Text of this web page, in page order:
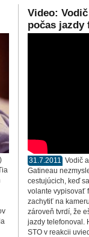
Video:
počas jazdy
31.7.2011 Vodič
Gatineau
cestujúcich, keď
volante vypisovať
zachytiť na
zároveň tvrdí, že
jazdy telefonoval.
STO v reakcii